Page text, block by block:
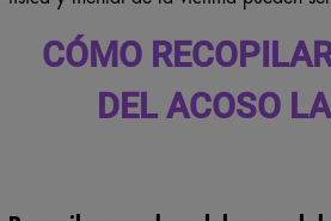
CÓMO
DEL ACOSO